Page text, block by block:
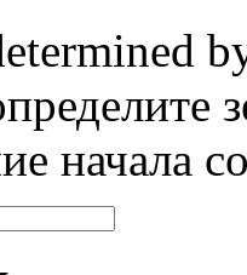
начала